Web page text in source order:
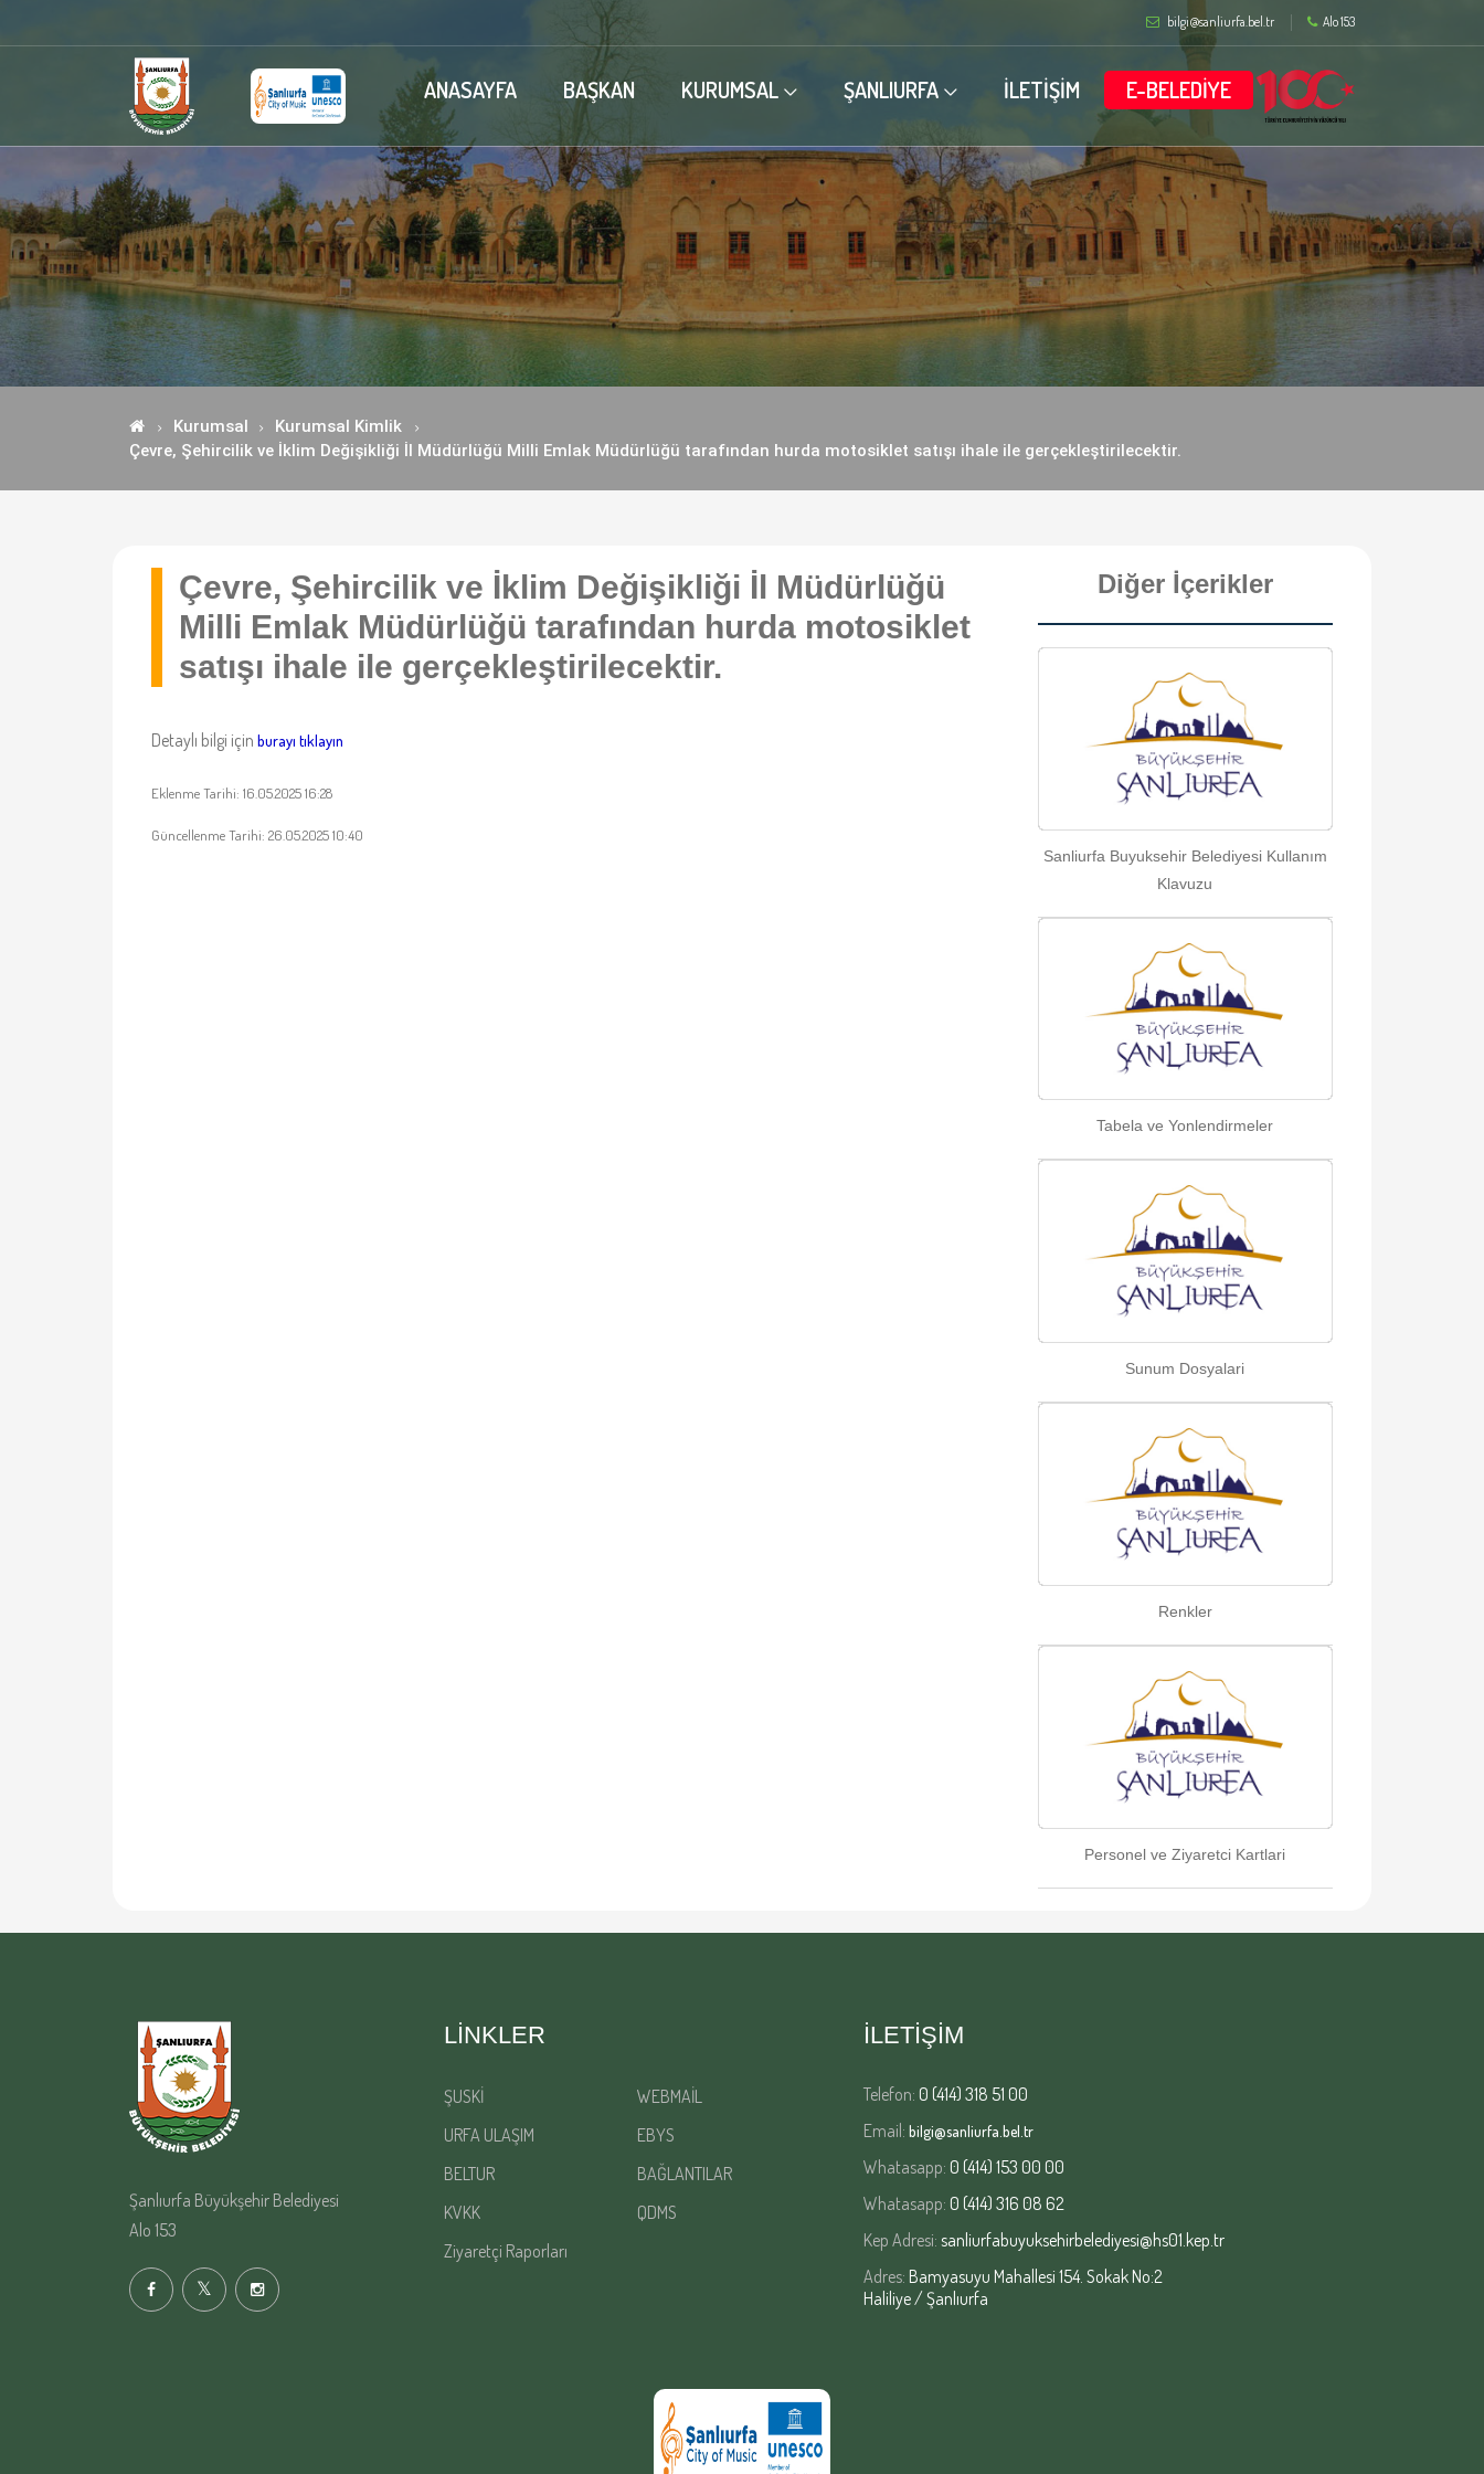
bilgi@sanliurfa.bel.tr Alo 153
ANASAYFA BAŞKAN KURUMSAL ŞANLIURFA İLETİŞİM E-BELEDİYE
Kurumsal
Kurumsal Kimlik
Çevre, Şehircilik ve İklim Değişikliği İl Müdürlüğü Milli Emlak Müdürlüğü tarafından hurda motosiklet satışı ihale ile gerçekleştirilecektir.
Çevre, Şehircilik ve İklim Değişikliği İl Müdürlüğü
Milli Emlak Müdürlüğü tarafından hurda motosiklet
satışı ihale ile gerçekleştirilecektir.
Detaylı bilgi için burayı tıklayın
Eklenme Tarihi: 16.05.2025 16:28
Güncellenme Tarihi: 26.05.2025 10:40
Diğer İçerikler
Sanliurfa Buyuksehir Belediyesi Kullanım
Klavuzu
Tabela ve Yonlendirmeler
Sunum Dosyalari
Renkler
Personel ve Ziyaretci Kartlari
Şanlıurfa Büyükşehir Belediyesi
Alo 153
LINKLER
ŞUSKİ
WEBMAİL
URFA ULAŞIM
EBYS
BELTUR
BAĞLANTILAR
KVKK
QDMS
Ziyaretçi Raporları
İLETİŞİM
Telefon: 0 (414) 318 51 00
Email: bilgi@sanliurfa.bel.tr
Whatasapp: 0 (414) 153 00 00
Whatasapp: 0 (414) 316 08 62
Kep Adresi: sanliurfabuyuksehirbelediyesi@hs01.kep.tr
Adres: Bamyasuyu Mahallesi 154. Sokak No:2
Haliliye / Şanlıurfa